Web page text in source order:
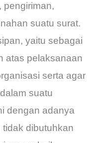
pengiriman,
suatu surat.
yaitu sebagai
atas pelaksanaan
serta agar
suatu
dengan adanya
dibutuhkan